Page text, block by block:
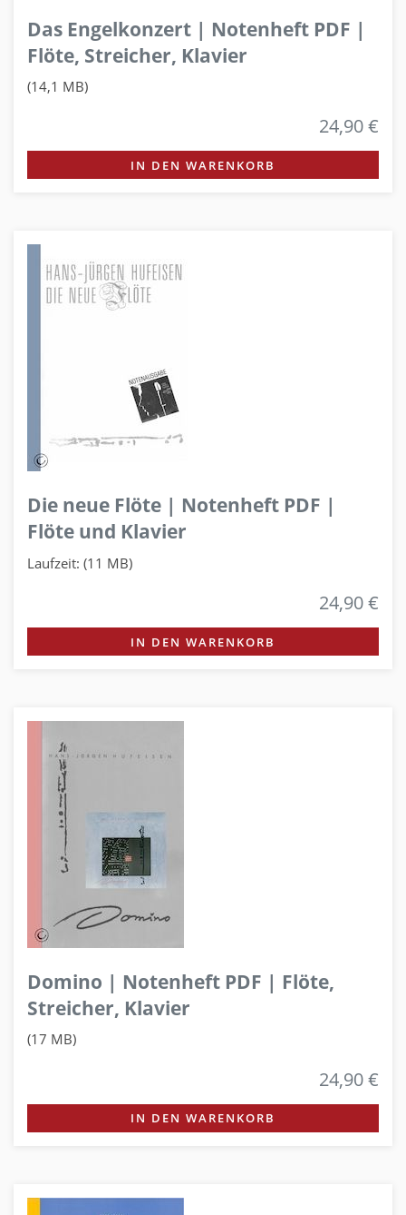
Das Engelkonzert | Notenheft PDF |
Flöte, Streicher, Klavier
(14,1 MB)
24,90 €
IN DEN WARENKORB
Die neue Flöte | Notenheft PDF |
Flöte und Klavier
Laufzeit: (11 MB)
24,90 €
IN DEN WARENKORB
Domino | Notenheft PDF | Flöte,
Streicher, Klavier
(17 MB)
24,90 €
IN DEN WARENKORB